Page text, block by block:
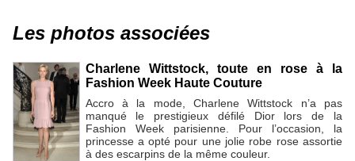
Les photos associées
Charlene Wittstock, toute en rose à la
Fashion Week Haute Couture
Accro à la mode, Charlene Wittstock n’a pas
manqué le prestigieux défilé Dior lors de la
Fashion Week parisienne. Pour l’occasion, la
princesse a opté pour une jolie robe rose assortie
à des escarpins de la même couleur.